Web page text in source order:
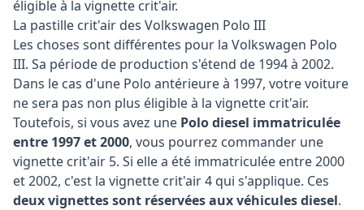
éligible à la vignette crit'air.
La pastille crit'air des Volkswagen Polo III
Les choses sont différentes pour la Volkswagen Polo
III. Sa période de production s'étend de 1994 à 2002.
Dans le cas d'une Polo antérieure à 1997, votre voiture
ne sera pas non plus éligible à la vignette crit'air.
Toutefois, si vous avez une Polo diesel immatriculée
entre 1997 et 2000, vous pourrez commander une
vignette crit'air 5. Si elle a été immatriculée entre 2000
et 2002, c'est la vignette crit'air 4 qui s'applique. Ces
deux vignettes sont réservées aux véhicules diesel.